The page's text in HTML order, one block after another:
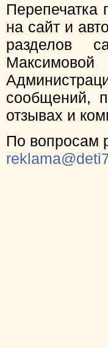
Перепечатка
на сайт и
разделов
сообщений,
отзывах и
По вопросам